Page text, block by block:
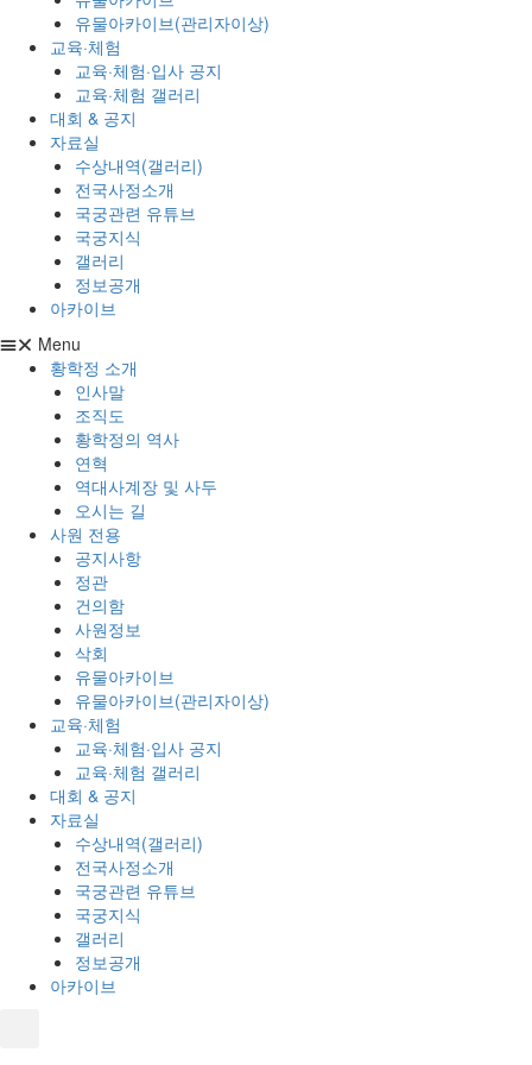
유물아카이브(관리자이상)
교육·체험
교육·체험·입사 공지
교육·체험 갤러리
대회 & 공지
자료실
수상내역(갤러리)
전국사정소개
국궁관련 유튜브
국궁지식
갤러리
정보공개
아카이브
Menu
황학정 소개
인사말
조직도
황학정의 역사
연혁
역대사계장 및 사두
오시는 길
사원 전용
공지사항
정관
건의함
사원정보
삭회
유물아카이브
유물아카이브(관리자이상)
교육·체험
교육·체험·입사 공지
교육·체험 갤러리
대회 & 공지
자료실
수상내역(갤러리)
전국사정소개
국궁관련 유튜브
국궁지식
갤러리
정보공개
아카이브